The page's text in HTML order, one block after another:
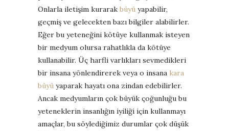
Onlarla iletişim kurarak büyü yapabilir,
geçmiş ve gelecekten bazı bilgiler alabilirler.
Eğer bu yeteneğini kötüye kullanmak isteyen
bir medyum olursa rahatlıkla da kötüye
kullanabilir. Üç harfli varlıkları sevmedikleri
bir insana yönlendirerek veya o insana kara
büyü yaparak hayatı ona zindan edebilirler.
Ancak medyumların çok büyük çoğunluğu bu
yeteneklerin insanlığın iyiliği için kullanmayı
amaçlar, bu söylediğimiz durumlar çok düşük